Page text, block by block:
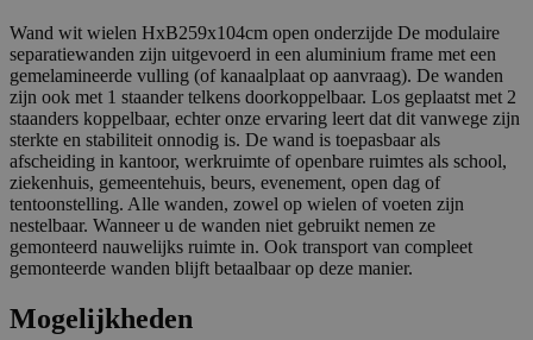
Wand wit wielen HxB259x104cm open onderzijde De modulaire
separatiewanden zijn uitgevoerd in een aluminium frame met een
gemelamineerde vulling (of kanaalplaat op aanvraag). De wanden
zijn ook met 1 staander telkens doorkoppelbaar. Los geplaatst met 2
staanders koppelbaar, echter onze ervaring leert dat dit vanwege zijn
sterkte en stabiliteit onnodig is. De wand is toepasbaar als
afscheiding in kantoor, werkruimte of openbare ruimtes als school,
ziekenhuis, gemeentehuis, beurs, evenement, open dag of
tentoonstelling. Alle wanden, zowel op wielen of voeten zijn
nestelbaar. Wanneer u de wanden niet gebruikt nemen ze
gemonteerd nauwelijks ruimte in. Ook transport van compleet
gemonteerde wanden blijft betaalbaar op deze manier.
Mogelijkheden